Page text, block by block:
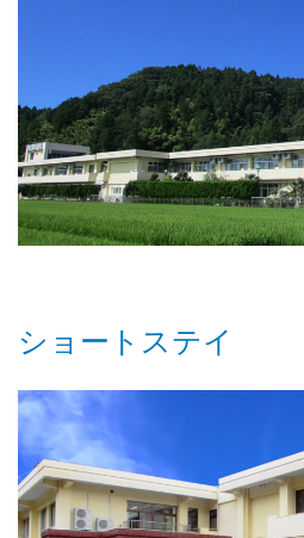
ショートステイ